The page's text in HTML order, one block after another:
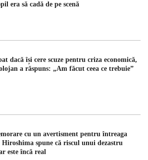
era să cadă de pe scenă
dacă își cere scuze pentru criza economică,
a răspuns: „Am făcut ceea ce trebuie”
cu un avertisment pentru întreaga
Hiroshima spune că riscul unui dezastru
este încă real